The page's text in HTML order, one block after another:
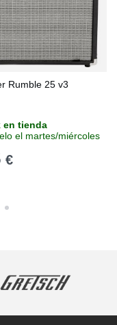
Rumble 25 v3
en tienda
el martes/miércoles
€